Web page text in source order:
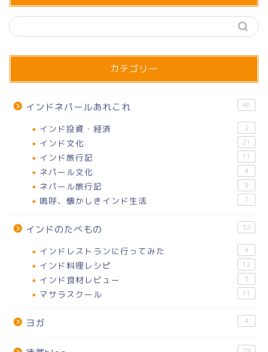
カテゴリー
インドネパールあれこれ 46
インド投資・経済 2
インド文化 21
インド旅行記 11
ネパール文化 4
ネパール旅行記 9
嗚呼、懐かしきインド生活 7
インドのたべもの 32
インドレストランに行ってみた 4
インド料理レシピ 12
インド食材レビュー 5
マサラスクール 11
ヨガ 4